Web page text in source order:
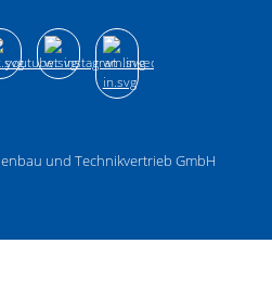
und Technikvertrieb GmbH